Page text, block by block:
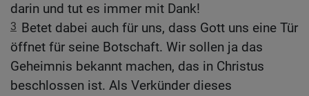
darin und tut es immer mit Dank!
3 Betet dabei auch für uns, dass Gott uns eine Tür
öffnet für seine Botschaft. Wir sollen ja das
Geheimnis bekannt machen, das in Christus
beschlossen ist. Als Verkünder dieses